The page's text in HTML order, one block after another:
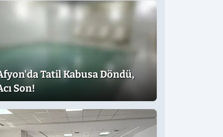
Tatil Kabusa Döndü,
Son!